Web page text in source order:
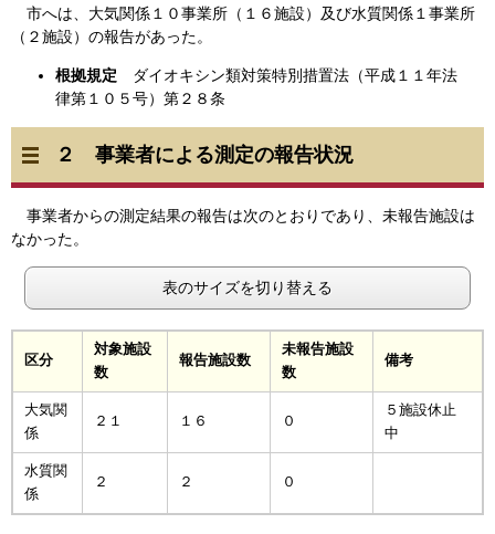
市へは、大気関係１０事業所（１６施設）及び水質関係１事業所
（２施設）の報告があった。
根拠規定
ダイオキシン類対策特別措置法（平成１１年法
律第１０５号）第２８条
２ 事業者による測定の報告状況
事業者からの測定結果の報告は次のとおりであり、未報告施設は
なかった。
表のサイズを切り替える
区分
対象施設
数
報告施設数
未報告施設
数
備考
大気関
係
２１ １６ ０
５施設休止
中
水質関
係
２ ２ ０